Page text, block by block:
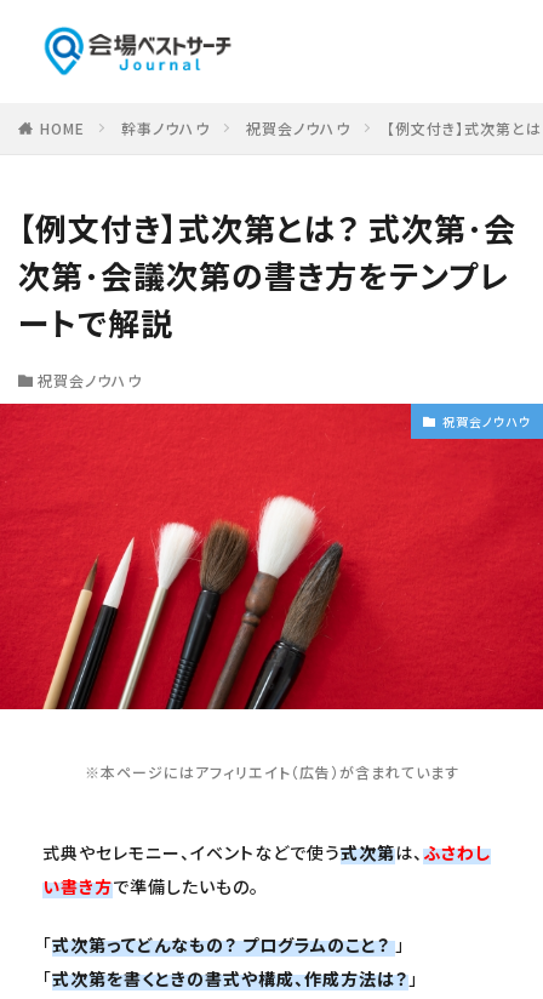
HOME 幹事ノウハウ 祝賀会ノウハウ 【例文付き】式次第と
【例文付き】式次第とは？ 式次第･会
次第･会議次第の書き方をテンプレ
ートで解説
祝賀会ノウハウ
祝賀会ノウハウ
※本ページにはアフィリエイト（広告）が含まれています
式典やセレモニー、イベントなどで使う式次第は、ふさわし
い書き方で準備したいもの。
「式次第ってどんなもの？ プログラムのこと？」
「式次第を書くときの書式や構成、作成方法は？」